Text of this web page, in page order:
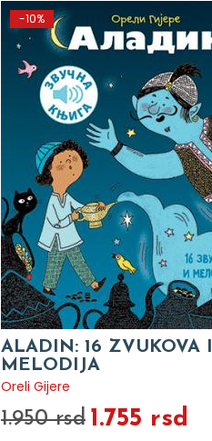
-10%
ALADIN: 16 ZVUKOVA I
MELODIJA
Oreli Gijere
1.950 rsd 1.755 rsd